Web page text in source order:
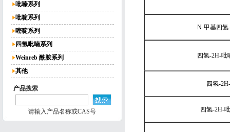
吡嗪系列
吡啶系列
嘧啶系列
四氢吡喃系列
Weinreb 酰胺系列
其他
产品搜索
请输入产品名称或CAS号
N-甲基四氢
四氢-2H-吡
四氢-
四氢-2H-